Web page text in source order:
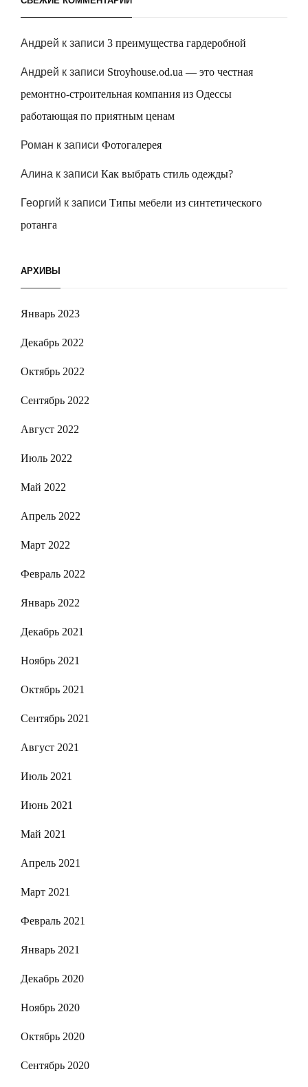
Андрей к записи 3 преимущества гардеробной
Андрей к записи Stroyhouse.od.ua — это честная
ремонтно-строительная компания из Одессы
работающая по приятным ценам
Роман к записи Фотогалерея
Алина к записи Как выбрать стиль одежды?
Георгий к записи Типы мебели из синтетического
ротанга
АРХИВЫ
Январь 2023
Декабрь 2022
Октябрь 2022
Сентябрь 2022
Август 2022
Июль 2022
Май 2022
Апрель 2022
Март 2022
Февраль 2022
Январь 2022
Декабрь 2021
Ноябрь 2021
Октябрь 2021
Сентябрь 2021
Август 2021
Июль 2021
Июнь 2021
Май 2021
Апрель 2021
Март 2021
Февраль 2021
Январь 2021
Декабрь 2020
Ноябрь 2020
Октябрь 2020
Сентябрь 2020